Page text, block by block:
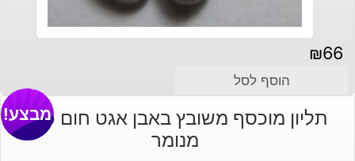
₪66
הוסף לסל
תליון מוכסף משובץ באבן אגט חום כהה
מנומר
מבצע!